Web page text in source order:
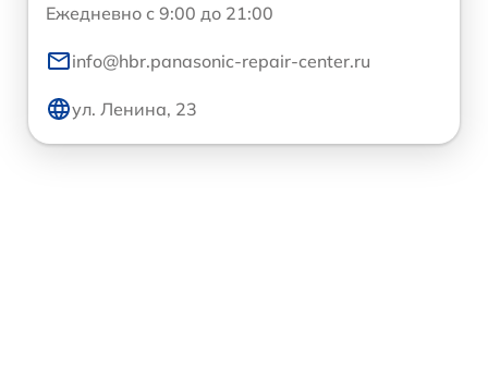
Ежедневно с 9:00 до 21:00
info@hbr.panasonic-repair-center.ru
ул. Ленина, 23